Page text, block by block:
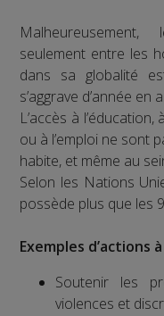
seulement entre les
dans sa globalité
s’aggrave d’année en
L’accès à
ou à l’emploi ne sont
habite, et même au
Selon les Nations
possède plus que les
Exemples d’actions
Soutenir les
violences et